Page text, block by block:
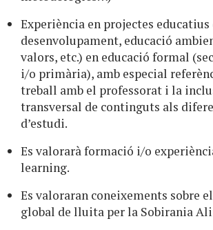
Experiència en projectes educatius
desenvolupament, educació
valors, etc.) en educació formal
i/o primària), amb especial
treball amb el professorat i la
transversal de continguts als
d’estudi.
Es valorarà formació i/o
learning.
Es valoraran coneixements sobre
global de lluita per la Sobirania